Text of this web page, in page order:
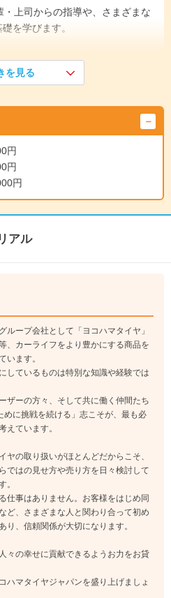
・上司からの指導や、さまざまな
を学びます。
としてのさらなるスキルアップ
格される方が多いです。
の中核社員として、メンバーの
ます。
長・担当部長などに昇格し、部
立場となります。
を見る
円
円
円
アル
ループ会社として「ヨコハマタイヤ」
、カーライフをより豊かにする商品を
います。
しているものは特別な知識や経験では
ザーの方々、そして共に働く仲間たち
めに挑戦を続ける」志こそが、最も必
えています。
ヤの取り扱いがほとんどだからこそ、
ではの見せ方や売り方を日々検討して
。
仕事はありません。お客様をはじめ同
ど、さまざまな人と関わり合って初め
り、信頼関係が大切になります。
々の幸せに貢献できるようお力をお貸
ハマタイヤジャパンを盛り上げましょ